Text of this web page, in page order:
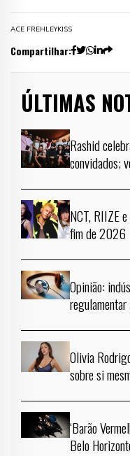
ACE FREHLEYKISS
Compartilhar:
ÚLTIMAS
Rashid
convidados;
NCT, RIIZE
fim de 2026
Opinião:
Olivia
sobre si
‘Barão
Belo